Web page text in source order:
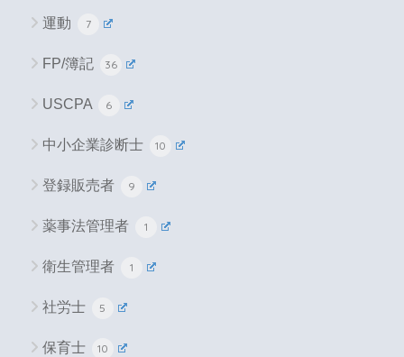
運動 7
FP/簿記 36
USCPA 6
中小企業診断士 10
登録販売者 9
薬事法管理者 1
衛生管理者 1
社労士 5
保育士 10